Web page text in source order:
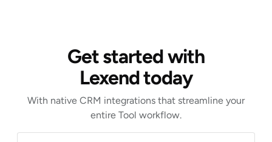
Get started with
Lexend today
With native CRM integrations that streamline your
entire Tool workflow.